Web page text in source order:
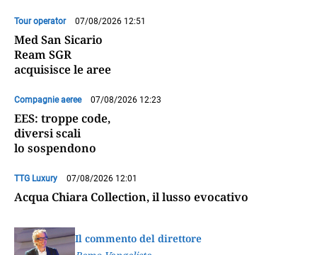
Tour operator 07/08/2026 12:51
Med San Sicario
Ream SGR
acquisisce le aree
Compagnie aeree 07/08/2026 12:23
EES: troppe code,
diversi scali
lo sospendono
TTG Luxury 07/08/2026 12:01
Acqua Chiara Collection, il lusso evocativo
Il commento del direttore